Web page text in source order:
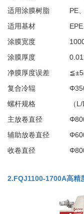
适用涂膜树脂
PE
适用基材
涂膜宽度
涂膜厚度
净膜厚度误差
复合冷辊
螺杆规格
（
主放卷直径
辅助放卷直径
收卷直径
2.FQJ1100-1700A高精